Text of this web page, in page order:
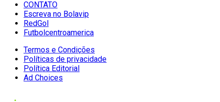
CONTATO
Escreva no Bolavip
RedGol
Futbolcentroamerica
Termos e Condições
Políticas de privacidade
Política Editorial
Ad Choices